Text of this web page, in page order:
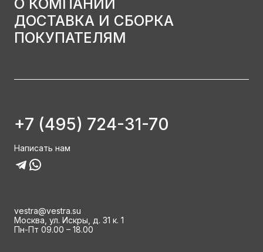
О КОМПАНИИ
ДОСТАВКА И СБОРКА
ПОКУПАТЕЛЯМ
+7 (495) 724-31-70
Написать нам
vestra@vestra.su
Москва, ул. Искры, д. 31 к. 1
Пн-Пт 09.00 – 18.00